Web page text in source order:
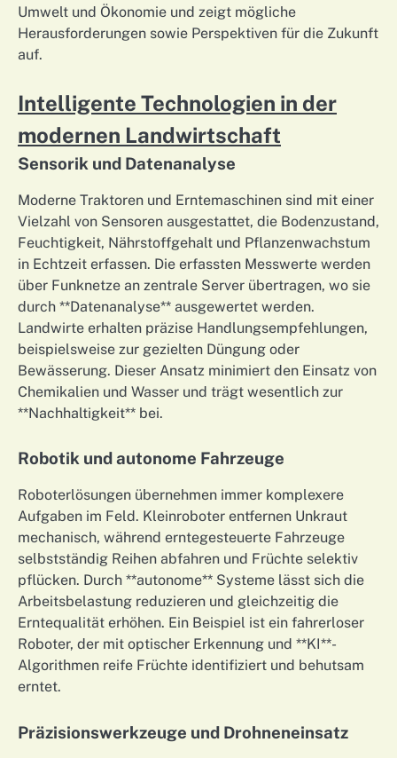
Umwelt und Ökonomie und zeigt mögliche
Herausforderungen sowie Perspektiven für die Zukunft
auf.
Intelligente Technologien in der
modernen Landwirtschaft
Sensorik und Datenanalyse
Moderne Traktoren und Erntemaschinen sind mit einer
Vielzahl von Sensoren ausgestattet, die Bodenzustand,
Feuchtigkeit, Nährstoffgehalt und Pflanzenwachstum
in Echtzeit erfassen. Die erfassten Messwerte werden
über Funknetze an zentrale Server übertragen, wo sie
durch **Datenanalyse** ausgewertet werden.
Landwirte erhalten präzise Handlungsempfehlungen,
beispielsweise zur gezielten Düngung oder
Bewässerung. Dieser Ansatz minimiert den Einsatz von
Chemikalien und Wasser und trägt wesentlich zur
**Nachhaltigkeit** bei.
Robotik und autonome Fahrzeuge
Roboterlösungen übernehmen immer komplexere
Aufgaben im Feld. Kleinroboter entfernen Unkraut
mechanisch, während erntegesteuerte Fahrzeuge
selbstständig Reihen abfahren und Früchte selektiv
pflücken. Durch **autonome** Systeme lässt sich die
Arbeitsbelastung reduzieren und gleichzeitig die
Erntequalität erhöhen. Ein Beispiel ist ein fahrerloser
Roboter, der mit optischer Erkennung und **KI**-
Algorithmen reife Früchte identifiziert und behutsam
erntet.
Präzisionswerkzeuge und Drohneneinsatz